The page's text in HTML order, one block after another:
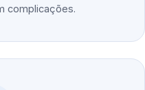
complicações.